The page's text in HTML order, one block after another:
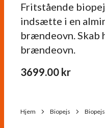
Fritstående
indsætte i en
brændeovn.
brændeovn.
3699.00 kr
Hjem Biopejs